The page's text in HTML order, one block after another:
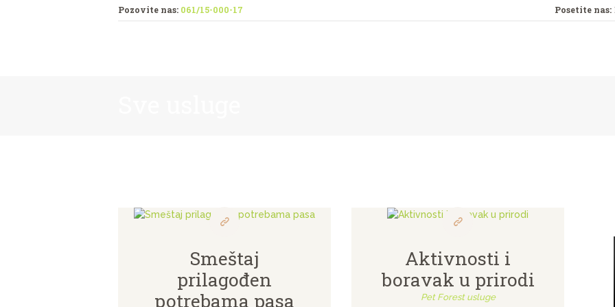
Pozovite nas: 061/15-000-17 Posetite nas:
O NAMA
Smeštaj
prilagođen
potrebama pasa
Aktivnosti i
boravak u prirodi
Pet Forest usluge